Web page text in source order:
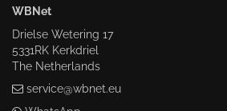
WBNet
Drielse Wetering 17
5331RK Kerkdriel
The Netherlands
service@wbnet.eu